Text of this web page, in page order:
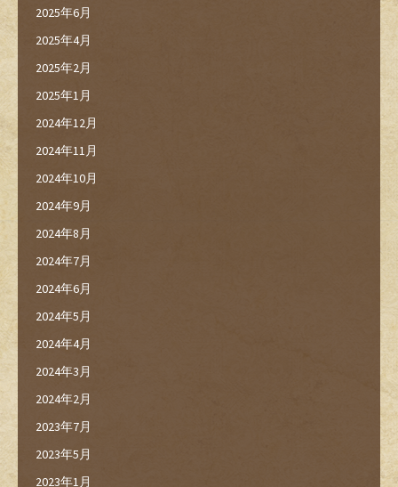
2025年6月
2025年4月
2025年2月
2025年1月
2024年12月
2024年11月
2024年10月
2024年9月
2024年8月
2024年7月
2024年6月
2024年5月
2024年4月
2024年3月
2024年2月
2023年7月
2023年5月
2023年1月